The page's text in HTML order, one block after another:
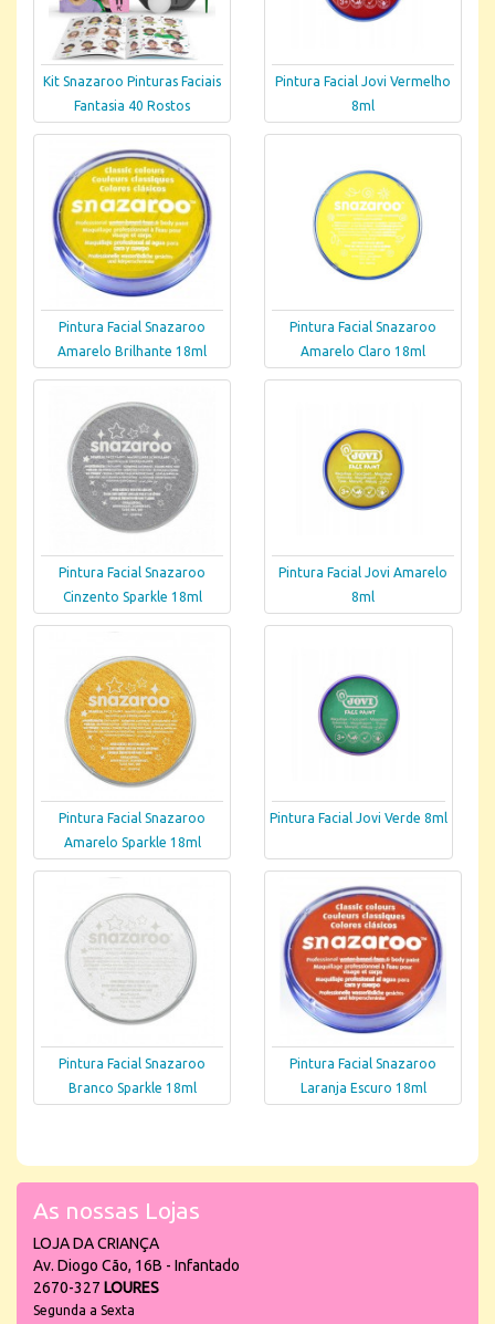
Kit Snazaroo Pinturas Faciais
Fantasia 40 Rostos
Pintura Facial Jovi Vermelho
8ml
Pintura Facial Snazaroo
Amarelo Brilhante 18ml
Pintura Facial Snazaroo
Amarelo Claro 18ml
Pintura Facial Snazaroo
Cinzento Sparkle 18ml
Pintura Facial Jovi Amarelo
8ml
Pintura Facial Snazaroo
Amarelo Sparkle 18ml
Pintura Facial Jovi Verde 8ml
Pintura Facial Snazaroo
Branco Sparkle 18ml
Pintura Facial Snazaroo
Laranja Escuro 18ml
As nossas Lojas
LOJA DA CRIANÇA
Av. Diogo Cão, 16B - Infantado
2670-327 LOURES
Segunda a Sexta